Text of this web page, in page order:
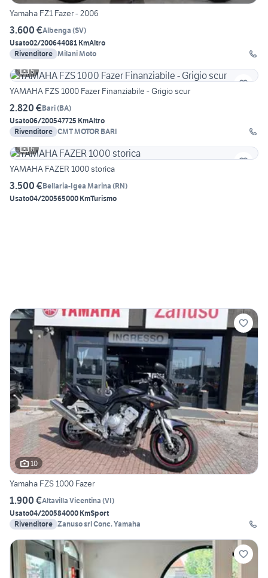
Yamaha FZ1 Fazer - 2006
3.600 €Albenga (SV)
Usato02/200644081 KmAltro
Rivenditore Milani Moto
5
YAMAHA FZS 1000 Fazer Finanziabile - Grigio scur
2.820 €Bari(BA)
Usato06/200547725 KmAltro
Rivenditore CMT MOTOR BARI
6
YAMAHA FAZER 1000 storica
3.500 €Bellaria-Igea Marina (RN)
Usato04/200565000 KmTurismo
10
Yamaha FZS 1000 Fazer
1.900 €Altavilla Vicentina (VI)
Usato04/200584000 KmSport
Rivenditore Zanuso srl Conc. Yamaha